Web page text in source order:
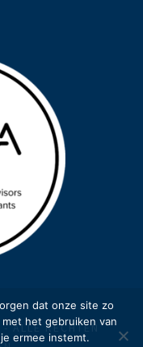
ALLE RECHTEN
dat onze site zo
het gebruiken van
ermee instemt.